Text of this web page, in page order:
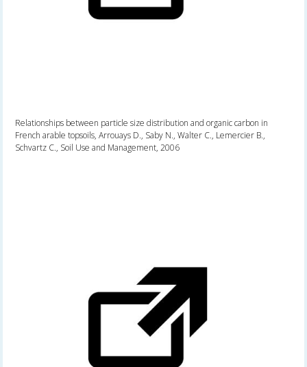
Relationships between particle size distribution and organic carbon in
French arable topsoils, Arrouays D., Saby N., Walter C., Lemercier B.,
Schvartz C., Soil Use and Management, 2006